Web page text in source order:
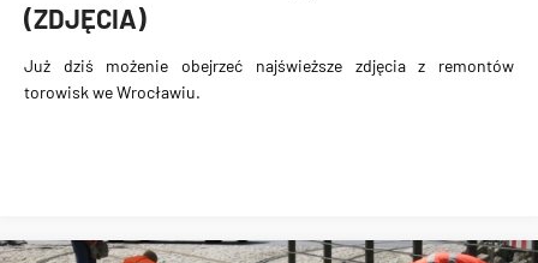
(ZDJĘCIA)
Już dziś możenie obejrzeć najświeższe zdjęcia z remontów
torowisk we Wrocławiu.